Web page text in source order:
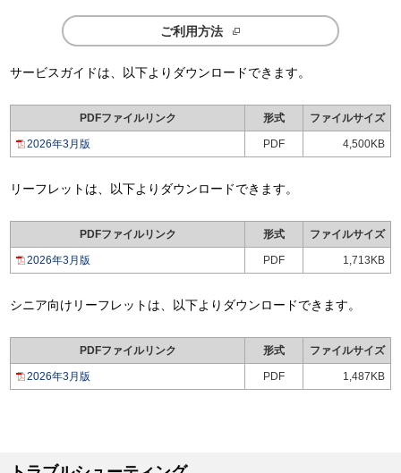
ご利用方法
サービスガイドは、以下よりダウンロードできます。
PDFファイルリンク 形式 ファイルサイズ
2026年3月版 PDF 4,500KB
リーフレットは、以下よりダウンロードできます。
PDFファイルリンク 形式 ファイルサイズ
2026年3月版 PDF 1,713KB
シニア向けリーフレットは、以下よりダウンロードできます。
PDFファイルリンク 形式 ファイルサイズ
2026年3月版 PDF 1,487KB